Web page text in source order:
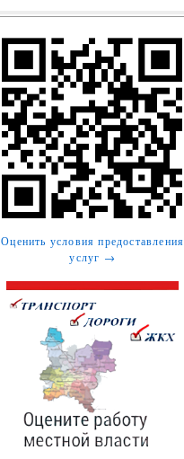
Оценить условия предоставления
услуг →